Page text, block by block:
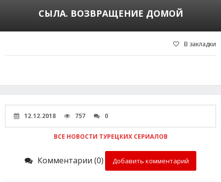
СЫЛА. ВОЗВРАЩЕНИЕ ДОМОЙ
В закладки
12.12.2018 757 0
ВСЕ НОВОСТИ ТУРЕЦКИХ СЕРИАЛОВ
Комментарии (0) Добавить комментарий